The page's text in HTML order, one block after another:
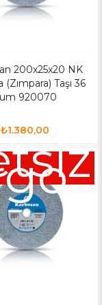
200x25x20 NK
(Zımpara) Taşı 36
920070
₺1.380,00